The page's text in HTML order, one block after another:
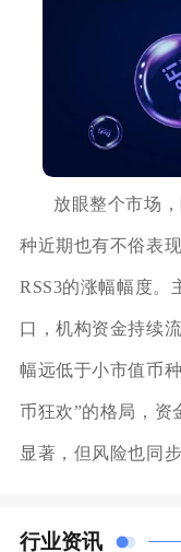
放眼整个市场
种近期也有不俗表
RSS3的涨幅幅度。
口，机构资金持续
幅远低于小市值币
币狂欢”的格局，资
显著，但风险也同步
行业资讯